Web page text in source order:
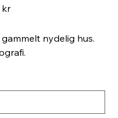
kr
nydelig hus.